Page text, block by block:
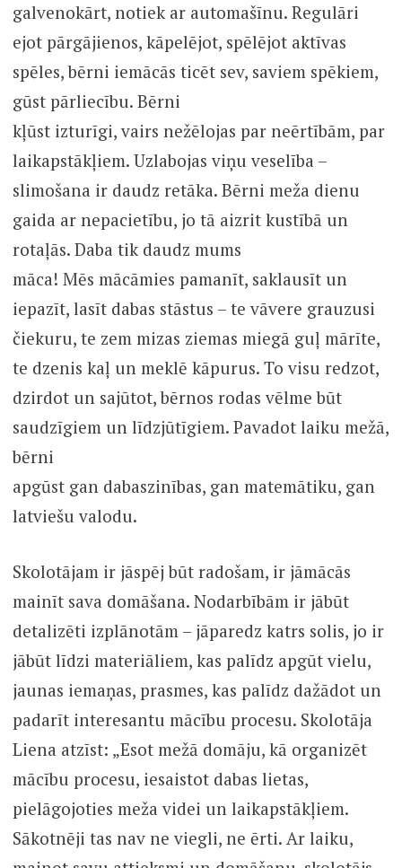
galvenokārt, notiek ar automašīnu. Regulāri
ejot pārgājienos, kāpelējot, spēlējot aktīvas
spēles, bērni iemācās ticēt sev, saviem spēkiem,
gūst pārliecību. Bērni
kļūst izturīgi, vairs nežēlojas par neērtībām, par
laikapstākļiem. Uzlabojas viņu veselība –
slimošana ir daudz retāka. Bērni meža dienu
gaida ar nepacietību, jo tā aizrit kustībā un
rotaļās. Daba tik daudz mums
māca! Mēs mācāmies pamanīt, saklausīt un
iepazīt, lasīt dabas stāstus – te vāvere grauzusi
čiekuru, te zem mizas ziemas miegā guļ mārīte,
te dzenis kaļ un meklē kāpurus. To visu redzot,
dzirdot un sajūtot, bērnos rodas vēlme būt
saudzīgiem un līdzjūtīgiem. Pavadot laiku mežā,
bērni
apgūst gan dabaszinības, gan matemātiku, gan
latviešu valodu.
Skolotājam ir jāspēj būt radošam, ir jāmācās
mainīt sava domāšana. Nodarbībām ir jābūt
detalizēti izplānotām – jāparedz katrs solis, jo ir
jābūt līdzi materiāliem, kas palīdz apgūt vielu,
jaunas iemaņas, prasmes, kas palīdz dažādot un
padarīt interesantu mācību procesu. Skolotāja
Liena atzīst: „Esot mežā domāju, kā organizēt
mācību procesu, iesaistot dabas lietas,
pielāgojoties meža videi un laikapstākļiem.
Sākotnēji tas nav ne viegli, ne ērti. Ar laiku,